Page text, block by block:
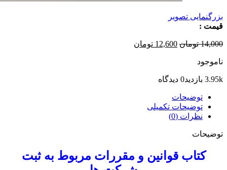
بزرگنمایی تصویر
قیمت :
14,000 تومان قیمت
12,600 تومان
ناموجود
3.95k بازدید 0 دیدگاه
توضیحات
توضیحات تکمیلی
نظرات (0)
توضیحات
کتاب قوانین و مقررات مربوط به ثبت